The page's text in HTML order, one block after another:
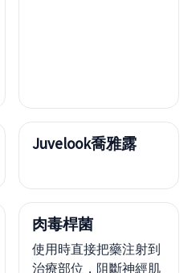
Juvelook喬雅露
肉毒桿菌
使用時直接把藥注射到
治療部位，阻斷神經肌